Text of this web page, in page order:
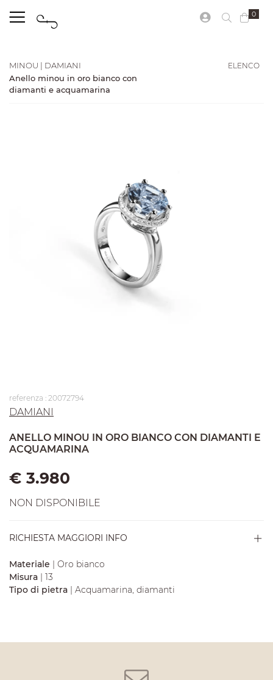
0
MINOU | DAMIANI
Anello minou in oro bianco con
diamanti e acquamarina
ELENCO
referenza : 20072794
DAMIANI
ANELLO MINOU IN ORO BIANCO CON DIAMANTI E
ACQUAMARINA
€ 3.980
NON DISPONIBILE
RICHIESTA MAGGIORI INFO
Materiale | Oro bianco
Misura | 13
Tipo di pietra | Acquamarina, diamanti